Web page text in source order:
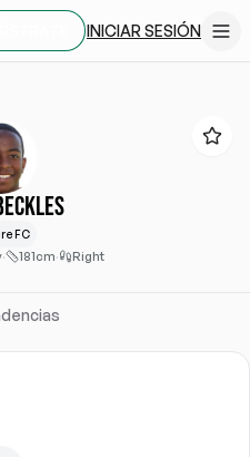
INICIAR SESIÓN
FC
· 181cm· Right